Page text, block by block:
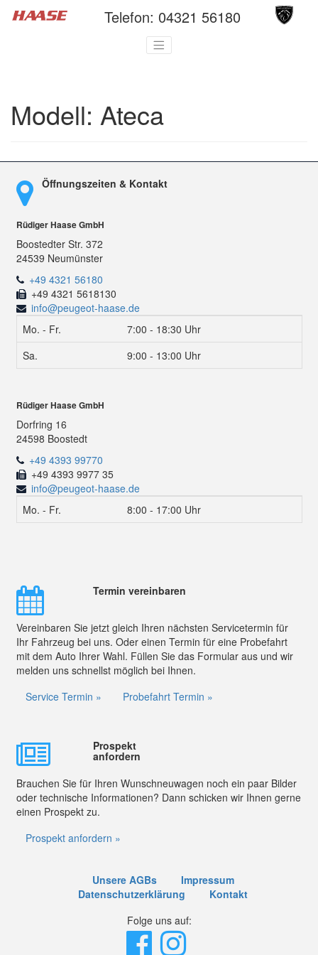
Telefon: 04321 56180
Modell: Ateca
Öffnungszeiten & Kontakt
Rüdiger Haase GmbH
Boostedter Str. 372
24539 Neumünster
+49 4321 56180
+49 4321 5618130
info@peugeot-haase.de
Mo. - Fr.
7:00 - 18:30 Uhr
Sa.
9:00 - 13:00 Uhr
Rüdiger Haase GmbH
Dorfring 16
24598 Boostedt
+49 4393 99770
+49 4393 9977 35
info@peugeot-haase.de
Mo. - Fr.
8:00 - 17:00 Uhr
Termin vereinbaren
Vereinbaren Sie jetzt gleich Ihren nächsten Servicetermin für
Ihr Fahrzeug bei uns. Oder einen Termin für eine Probefahrt
mit dem Auto Ihrer Wahl. Füllen Sie das Formular aus und wir
melden uns schnellst möglich bei Ihnen.
Service Termin »
Probefahrt Termin »
Prospekt
anfordern
Brauchen Sie für Ihren Wunschneuwagen noch ein paar Bilder
oder technische Informationen? Dann schicken wir Ihnen gerne
einen Prospekt zu.
Prospekt anfordern »
Unsere AGBs
Impressum
Datenschutzerklärung
Kontakt
Folge uns auf: